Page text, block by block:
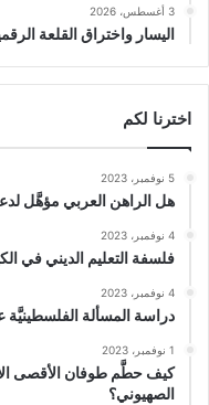
3 أغسطس، 2026
اليسار واختراق القلعة
اخترنا لكم
5 نوفمبر، 2023
هل الراهن العربي مؤهَّل
4 نوفمبر، 2023
فلسفة التعليم الديني في
4 نوفمبر، 2023
دراسة المسألة الفلسطينيَّة
1 نوفمبر، 2023
كيف حطَّم طوفان الأقصى
الصهيوني؟